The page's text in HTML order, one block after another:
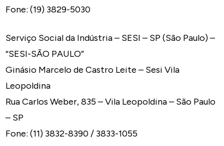
Fone: (19) 3829-5030
Serviço Social da Indústria – SESI – SP (São Paulo) –
“SESI-SÃO PAULO”
Ginásio Marcelo de Castro Leite – Sesi Vila
Leopoldina
Rua Carlos Weber, 835 – Vila Leopoldina – São Paulo
– SP
Fone: (11) 3832-8390 / 3833-1055